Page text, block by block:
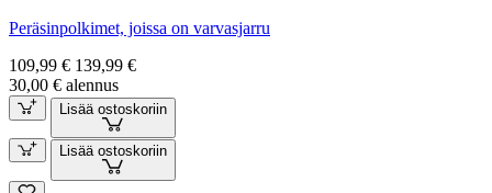
Peräsinpolkimet, joissa on varvasjarru
109,99 € 139,99 €
30,00 € alennus
Lisää ostoskoriin
Lisää ostoskoriin